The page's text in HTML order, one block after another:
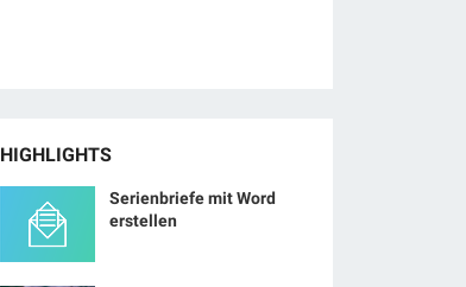
HIGHLIGHTS
Serienbriefe mit Word
erstellen